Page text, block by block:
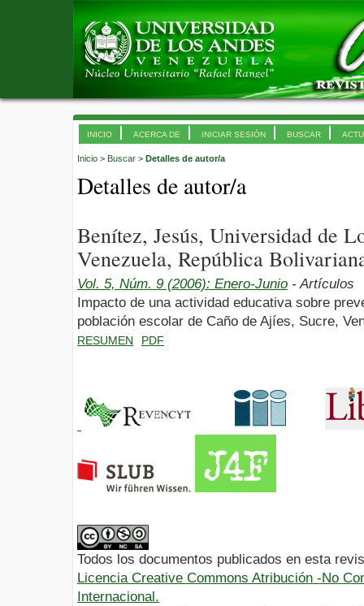
INICIO ACERCA DE INICIAR SESIÓN BUSCAR
Inicio > Buscar > Detalles de autor/a
Detalles de autor/a
Benítez, Jesús, Universidad de
Venezuela, República
Vol. 5, Núm. 9 (2006): Enero-Junio - Artículos
Impacto de una actividad educativa sobre
población escolar de Caño de Ajíes, Sucre,
RESUMEN PDF
Todos los documentos publicados en esta
Licencia Creative Commons Atribución -No
Internacional.